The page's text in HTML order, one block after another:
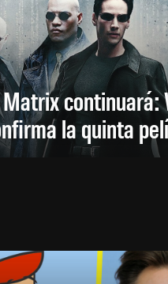
continuará:
la quinta